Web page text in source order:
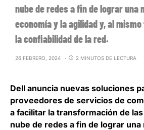
nube de redes a fin de lograr una
economía y la agilidad y, al
la confiabilidad de la red.
26 FEBRERO, 2024 2 MINUTOS DE LECTURA
Dell anuncia nuevas soluciones
proveedores de servicios de
a facilitar la transformación de
nube de redes a fin de lograr una